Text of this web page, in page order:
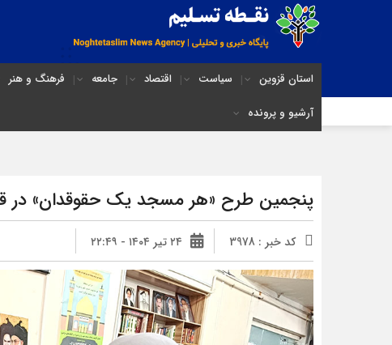
استان قزوین سیاست اقتصاد جامعه فرهنگ و هنر
آرشیو و پرونده
پنجمین طرح «هر مسجد یک حقوقدان» در
کد خبر : 3978 ۲۴ تیر ۱۴۰۴ - ۲۲:۴۹